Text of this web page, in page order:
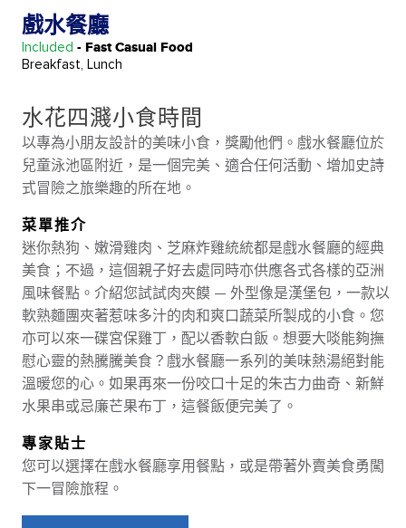
戲水餐廳
Included - Fast Casual Food
Breakfast, Lunch
水花四濺小食時間
以專為小朋友設計的美味小食，獎勵他們。戲水餐廳位於
兒童泳池區附近，是一個完美、適合任何活動、增加史詩
式冒險之旅樂趣的所在地。
菜單推介
迷你熱狗、嫩滑雞肉、芝麻炸雞統統都是戲水餐廳的經典
美食；不過，這個親子好去處同時亦供應各式各樣的亞洲
風味餐點。介紹您試試肉夾饃 — 外型像是漢堡包，一款以
軟熟麵團夾著惹味多汁的肉和爽口蔬菜所製成的小食。您
亦可以來一碟宮保雞丁，配以香軟白飯。想要大啖能夠撫
慰心靈的熱騰騰美食？戲水餐廳一系列的美味熱湯絕對能
溫暖您的心。如果再來一份咬口十足的朱古力曲奇、新鮮
水果串或忌廉芒果布丁，這餐飯便完美了。
專家貼士
您可以選擇在戲水餐廳享用餐點，或是帶著外賣美食勇闖
下一冒險旅程。